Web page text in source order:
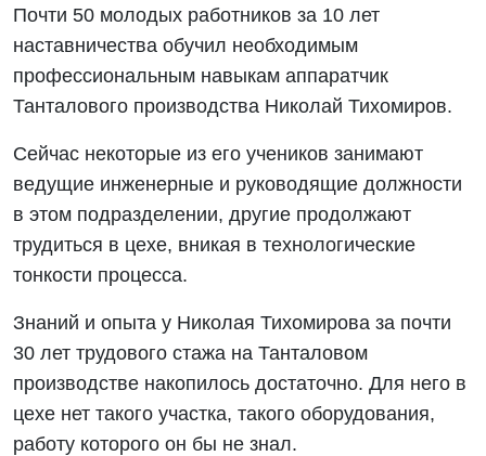
Почти 50 молодых работников за 10 лет
наставничества обучил необходимым
профессиональным навыкам аппаратчик
Танталового производства Николай Тихомиров.
Сейчас некоторые из его учеников занимают
ведущие инженерные и руководящие должности
в этом подразделении, другие продолжают
трудиться в цехе, вникая в технологические
тонкости процесса.
Знаний и опыта у Николая Тихомирова за почти
30 лет трудового стажа на Танталовом
производстве накопилось достаточно. Для него в
цехе нет такого участка, такого оборудования,
работу которого он бы не знал.